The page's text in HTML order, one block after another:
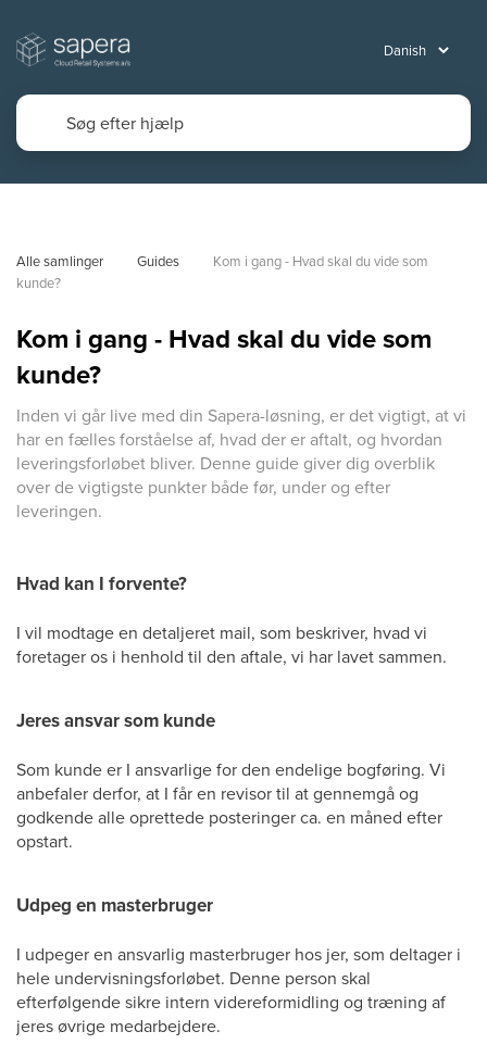
Alle samlinger Guides
Kom i gang - Hvad skal du vide som
kunde?
Kom i gang - Hvad skal du vide som
kunde?
Inden vi går live med din Sapera-løsning, er det vigtigt, at vi
har en fælles forståelse af, hvad der er aftalt, og hvordan
leveringsforløbet bliver. Denne guide giver dig overblik
over de vigtigste punkter både før, under og efter
leveringen.
Hvad kan I forvente?
I vil modtage en detaljeret mail, som beskriver, hvad vi
foretager os i henhold til den aftale, vi har lavet sammen.
Jeres ansvar som kunde
Som kunde er I ansvarlige for den endelige bogføring. Vi
anbefaler derfor, at I får en revisor til at gennemgå og
godkende alle oprettede posteringer ca. en måned efter
opstart.
Udpeg en masterbruger
I udpeger en ansvarlig masterbruger hos jer, som deltager i
hele undervisningsforløbet. Denne person skal
efterfølgende sikre intern videreformidling og træning af
jeres øvrige medarbejdere.